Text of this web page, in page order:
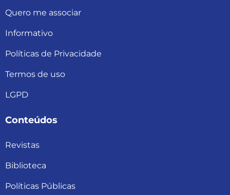
Quero me associar
Informativo
Políticas de Privacidade
Termos de uso
LGPD
Conteúdos
Revistas
Biblioteca
Políticas Públicas